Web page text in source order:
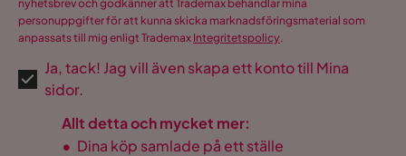
nyhetsbrev och godkänner att Trademax behandlar mina
personuppgifter för att kunna skicka marknadsföringsmaterial som
anpassats till mig enligt Trademax Integritetspolicy.
Ja, tack! Jag vill även skapa ett konto till Mina
sidor.
Allt detta och mycket mer:
• Dina köp samlade på ett ställe